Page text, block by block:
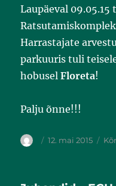
e
b
o
o
k
Laupäeval 09.05.15
Harrastajate
parkuuris tuli
hobuselFloreta!
Palju õnne!!!
12. mai 2015